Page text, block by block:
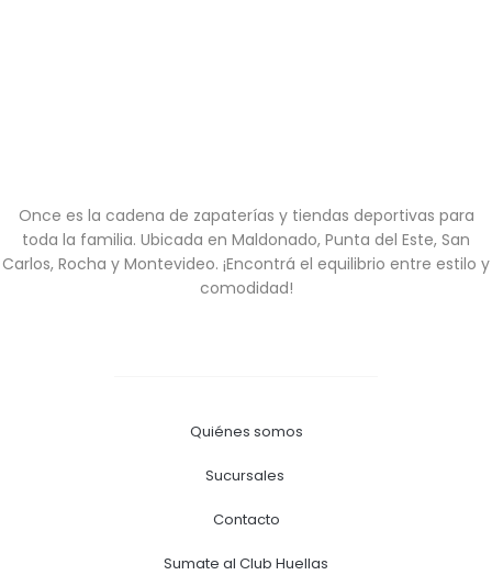
Once es la cadena de zapaterías y tiendas deportivas para
toda la familia. Ubicada en Maldonado, Punta del Este, San
Carlos, Rocha y Montevideo. ¡Encontrá el equilibrio entre estilo y
comodidad!
Quiénes somos
Sucursales
Contacto
Sumate al Club Huellas